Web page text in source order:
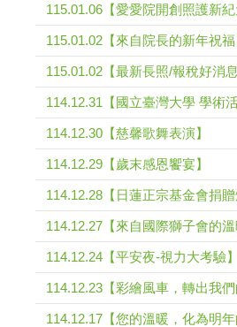
115.01.06【愛愛院開創照護新紀
115.01.02【來自院長的新年祝福
115.01.02【最新長照/報稅好消息
114.12.31【國立臺灣大學 學術活
114.12.30【慈馨歌舞表演】
114.12.29【歲末感恩饗宴】
114.12.28【日蓮正宗基金會捐贈
114.12.27【來自國際獅子會的溫
114.12.24【平安夜-視力大考驗】
114.12.23【彩繪風車，轉出我們
114.12.17【您的溫暖，化為明年